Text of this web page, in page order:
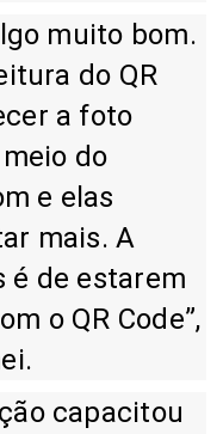
muito bom.
do QR
a foto
do
e elas
mais. A
é de estarem
o QR Code”,
capacitou